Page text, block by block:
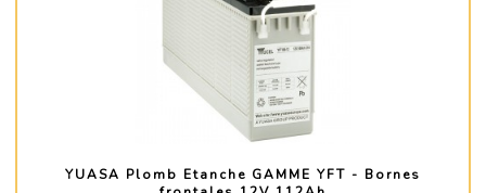
YUASA Plomb Etanche GAMME YFT - Bornes